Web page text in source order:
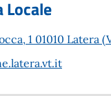
1 01010 Latera